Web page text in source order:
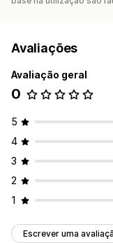
Avaliações
Avaliação geral
0
5
4
3
2
1
Escrever uma